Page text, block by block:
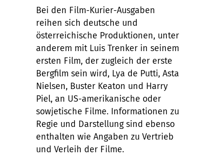
Bei den Film-Kurier-Ausgaben
reihen sich deutsche und
österreichische Produktionen, unter
anderem mit Luis Trenker in seinem
ersten Film, der zugleich der erste
Bergfilm sein wird, Lya de Putti, Asta
Nielsen, Buster Keaton und Harry
Piel, an US-amerikanische oder
sowjetische Filme. Informationen zu
Regie und Darstellung sind ebenso
enthalten wie Angaben zu Vertrieb
und Verleih der Filme.